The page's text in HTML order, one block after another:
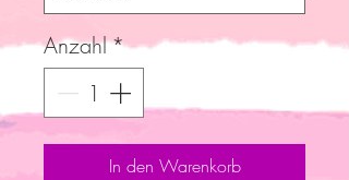
Anzahl*
In den Warenkorb